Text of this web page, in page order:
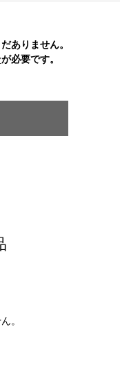
ありません。
が必要です。
。